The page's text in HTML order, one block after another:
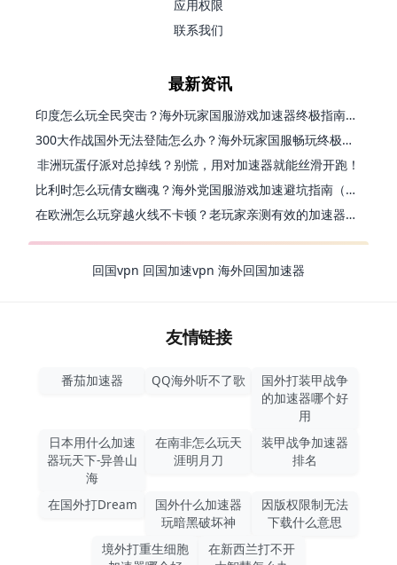
应用权限
联系我们
最新资讯
印度怎么玩全民突击？海外玩家国服游戏加速器终极指南（附原神延迟优化+精灵之境加速器选择）
300大作战国外无法登陆怎么办？海外玩家国服畅玩终极指南（附实测推荐）
非洲玩蛋仔派对总掉线？别慌，用对加速器就能丝滑开跑！
比利时怎么玩倩女幽魂？海外党国服游戏加速避坑指南（附实测推荐）
在欧洲怎么玩穿越火线不卡顿？老玩家亲测有效的加速器选择指南
回国vpn 回国加速vpn 海外回国加速器
友情链接
番茄加速器 QQ海外听不了歌
国外打装甲战争
的加速器哪个好
用
日本用什么加速
器玩天下-异兽山
海
在南非怎么玩天
涯明月刀
装甲战争加速器
排名
在国外打Dream
国外什么加速器
玩暗黑破坏神
因版权限制无法
下载什么意思
境外打重生细胞
在新西兰打不开